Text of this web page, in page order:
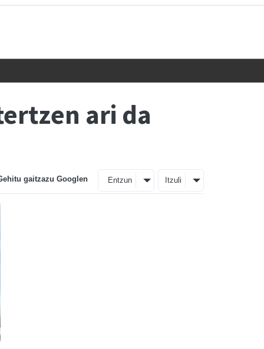
ari da
gaitzazu Googlen Entzun Itzuli